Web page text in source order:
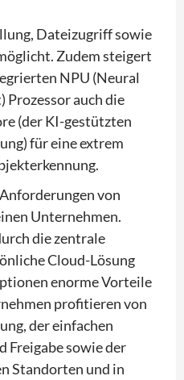
Dateizugriff sowie
Zudem steigert
NPU (Neural
auch die
(der KI-gestützten
für eine extrem
von
Unternehmen.
die zentrale
Cloud-Lösung
enorme Vorteile
profitieren von
der einfachen
Freigabe sowie der
Standorten und in